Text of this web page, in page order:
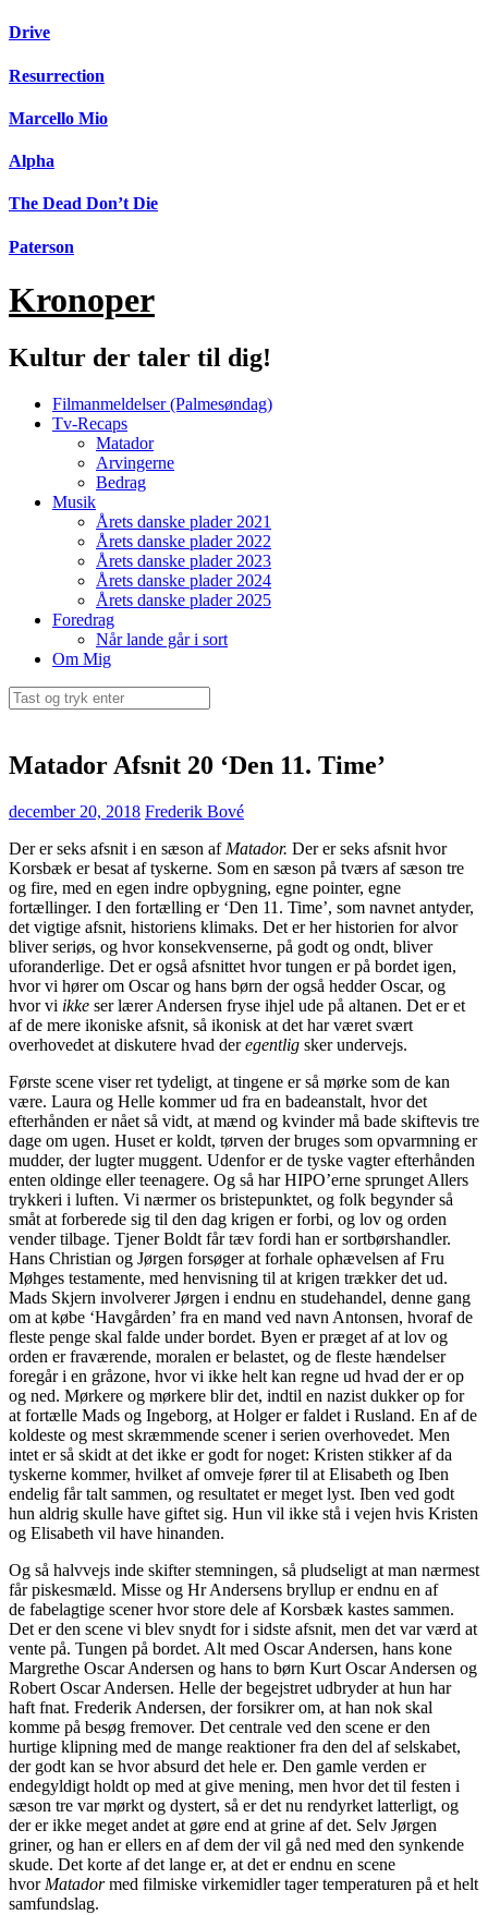
Videre
indhold
Drive
Resurrection
Marcello Mio
Alpha
The Dead Don’t Die
Paterson
Kronoper
Kultur der taler til dig!
Filmanmeldelser (Palmesøndag)
Tv-Recaps
Matador
Arvingerne
Bedrag
Musik
Årets danske plader 2021
Årets danske plader 2022
Årets danske plader 2023
Årets danske plader 2024
Årets danske plader 2025
Foredrag
Når lande går i sort
Om Mig
Søg
efter:
Matador Afsnit 20 ‘Den 11. Time’
december 20, 2018 Frederik Bové
Der er seks afsnit i en sæson af Matador. Der er seks afsnit hvor
Korsbæk er besat af tyskerne. Som en sæson på tværs af sæson tre
og fire, med en egen indre opbygning, egne pointer, egne
fortællinger. I den fortælling er ‘Den 11. Time’, som navnet antyder,
det vigtige afsnit, historiens klimaks. Det er her historien for alvor
bliver seriøs, og hvor konsekvenserne, på godt og ondt, bliver
uforanderlige. Det er også afsnittet hvor tungen er på bordet igen,
hvor vi hører om Oscar og hans børn der også hedder Oscar, og
hvor vi ikke ser lærer Andersen fryse ihjel ude på altanen. Det er et
af de mere ikoniske afsnit, så ikonisk at det har været svært
overhovedet at diskutere hvad deregentlig sker undervejs.
Første scene viser ret tydeligt, at tingene er så mørke som de kan
være. Laura og Helle kommer ud fra en badeanstalt, hvor det
efterhånden er nået så vidt, at mænd og kvinder må bade skiftevis tre
dage om ugen. Huset er koldt, tørven der bruges som opvarmning er
mudder, der lugter muggent. Udenfor er de tyske vagter efterhånden
enten oldinge eller teenagere. Og så har HIPO’erne sprunget Allers
trykkeri i luften. Vi nærmer os bristepunktet, og folk begynder så
småt at forberede sig til den dag krigen er forbi, og lov og orden
vender tilbage. Tjener Boldt får tæv fordi han er sortbørshandler.
Hans Christian og Jørgen forsøger at forhale ophævelsen af Fru
Møhges testamente, med henvisning til at krigen trækker det ud.
Mads Skjern involverer Jørgen i endnu en studehandel, denne gang
om at købe ‘Havgården’ fra en mand ved navn Antonsen, hvoraf de
fleste penge skal falde under bordet. Byen er præget af at lov og
orden er fraværende, moralen er belastet, og de fleste hændelser
foregår i en gråzone, hvor vi ikke helt kan regne ud hvad der er op
og ned. Mørkere og mørkere blir det, indtil en nazist dukker op for
at fortælle Mads og Ingeborg, at Holger er faldet i Rusland. En af de
koldeste og mest skræmmende scener i serien overhovedet. Men
intet er så skidt at det ikke er godt for noget: Kristen stikker af da
tyskerne kommer, hvilket af omveje fører til at Elisabeth og Iben
endelig får talt sammen, og resultatet er meget lyst. Iben ved godt
hun aldrig skulle have giftet sig. Hun vil ikke stå i vejen hvis Kristen
og Elisabeth vil have hinanden.
Og så halvvejs inde skifter stemningen, så pludseligt at man nærmest
får piskesmæld. Misse og Hr Andersens bryllup er endnu en af
de fabelagtige scener hvor store dele af Korsbæk kastes sammen.
Det er den scene vi blev snydt for i sidste afsnit, men det var værd at
vente på. Tungen på bordet. Alt med Oscar Andersen, hans kone
Margrethe Oscar Andersen og hans to børn Kurt Oscar Andersen og
Robert Oscar Andersen. Helle der begejstret udbryder at hun har
haft fnat. Frederik Andersen, der forsikrer om, at han nok skal
komme på besøg fremover. Det centrale ved den scene er den
hurtige klipning med de mange reaktioner fra den del af selskabet,
der godt kan se hvor absurd det hele er. Den gamle verden er
endegyldigt holdt op med at give mening, men hvor det til festen i
sæson tre var mørkt og dystert, så er det nu rendyrket latterligt, og
der er ikke meget andet at gøre end at grine af det. Selv Jørgen
griner, og han er ellers en af dem der vil gå ned med den synkende
skude. Det korte af det lange er, at det er endnu en scene
hvor Matadormed filmiske virkemidler tager temperaturen på et helt
samfundslag.